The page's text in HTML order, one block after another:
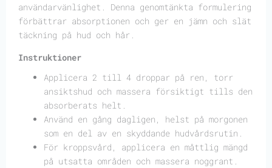
användarvänlighet. Denna genomtänkta formulering
förbättrar absorptionen och ger en jämn och slät
täckning på hud och hår.
Instruktioner
Applicera 2 till 4 droppar på ren, torr
ansiktshud och massera försiktigt tills den
absorberats helt.
Använd en gång dagligen, helst på morgonen
som en del av en skyddande hudvårdsrutin.
För kroppsvård, applicera en måttlig mängd
på utsatta områden och massera noggrant.